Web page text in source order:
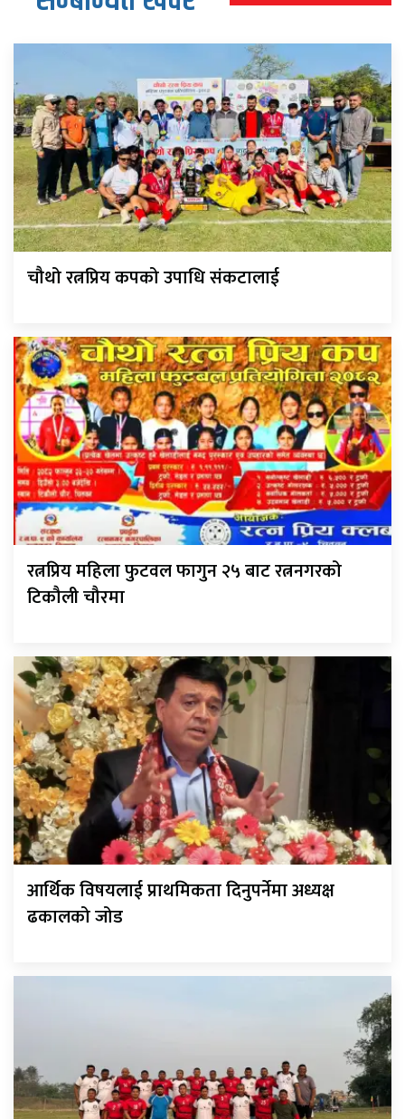
चौथो रत्नप्रिय कपको उपाधि संकटालाई
रत्नप्रिय महिला फुटवल फागुन २५ बाट रत्ननगरको
टिकौली चौरमा
आर्थिक विषयलाई प्राथमिकता दिनुपर्नेमा अध्यक्ष
ढकालको जोड